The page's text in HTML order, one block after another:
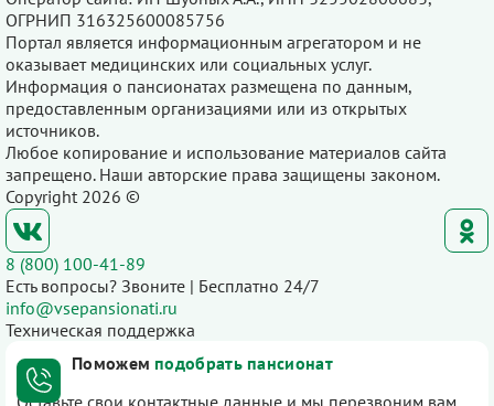
ОГРНИП 316325600085756
Портал является информационным агрегатором и не
оказывает медицинских или социальных услуг.
Информация о пансионатах размещена по данным,
предоставленным организациями или из открытых
источников.
Любое копирование и использование материалов сайта
запрещено. Наши авторские права защищены законом.
Copyright 2026 ©
8 (800) 100-41-89
Есть вопросы? Звоните | Бесплатно 24/7
info@vsepansionati.ru
Техническая поддержка
Поможем подобрать пансионат